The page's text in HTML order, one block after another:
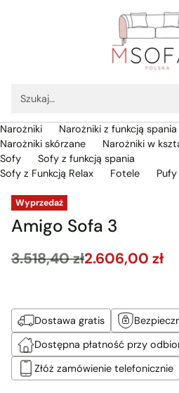
Szukaj…
Narożniki
Narożniki z funkcją spania
Narożniki skórzane
Narożniki w
Sofy
Sofy z funkcją spania
Sofy z Funkcją Relax
Fotele Pufy
Wyprzedaż
Amigo Sofa 3
Cena
3.518,40 zł2.606,00 zł
Dostawa gratis
Dostępna płatność przy
Złóż zamówienie telefonicznie